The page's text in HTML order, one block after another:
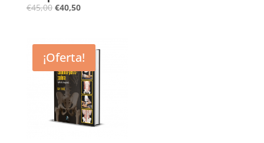
€45,00 €40,50
¡Oferta!